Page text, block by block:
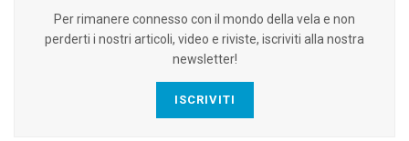
Per rimanere connesso con il mondo della vela e non
perderti i nostri articoli, video e riviste, iscriviti alla nostra
newsletter!
ISCRIVITI